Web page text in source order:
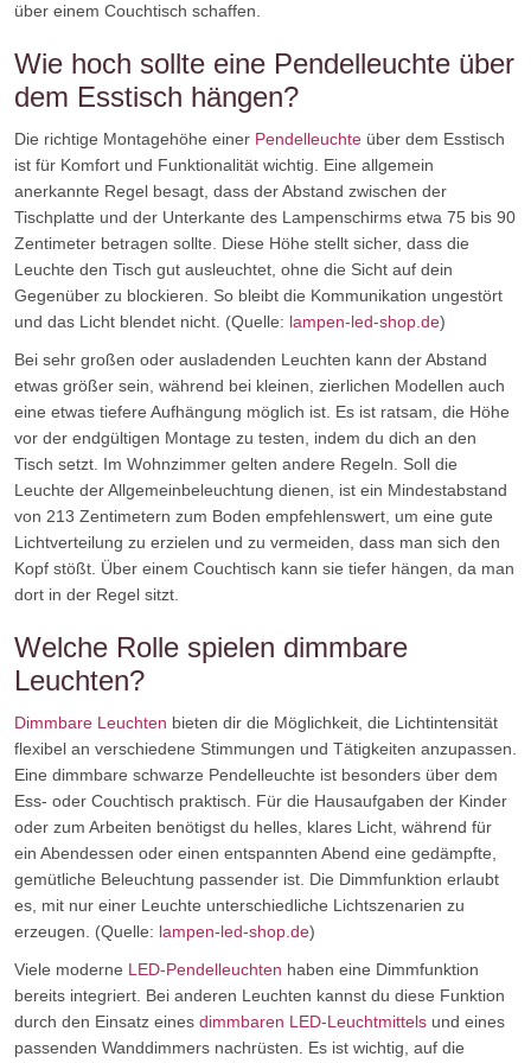
über einem Couchtisch schaffen.
Wie hoch sollte eine Pendelleuchte über
dem Esstisch hängen?
Die richtige Montagehöhe einer Pendelleuchte über dem Esstisch
ist für Komfort und Funktionalität wichtig. Eine allgemein
anerkannte Regel besagt, dass der Abstand zwischen der
Tischplatte und der Unterkante des Lampenschirms etwa 75 bis 90
Zentimeter betragen sollte. Diese Höhe stellt sicher, dass die
Leuchte den Tisch gut ausleuchtet, ohne die Sicht auf dein
Gegenüber zu blockieren. So bleibt die Kommunikation ungestört
und das Licht blendet nicht. (Quelle: lampen-led-shop.de)
Bei sehr großen oder ausladenden Leuchten kann der Abstand
etwas größer sein, während bei kleinen, zierlichen Modellen auch
eine etwas tiefere Aufhängung möglich ist. Es ist ratsam, die Höhe
vor der endgültigen Montage zu testen, indem du dich an den
Tisch setzt. Im Wohnzimmer gelten andere Regeln. Soll die
Leuchte der Allgemeinbeleuchtung dienen, ist ein Mindestabstand
von 213 Zentimetern zum Boden empfehlenswert, um eine gute
Lichtverteilung zu erzielen und zu vermeiden, dass man sich den
Kopf stößt. Über einem Couchtisch kann sie tiefer hängen, da man
dort in der Regel sitzt.
Welche Rolle spielen dimmbare
Leuchten?
Dimmbare Leuchten bieten dir die Möglichkeit, die Lichtintensität
flexibel an verschiedene Stimmungen und Tätigkeiten anzupassen.
Eine dimmbare schwarze Pendelleuchte ist besonders über dem
Ess- oder Couchtisch praktisch. Für die Hausaufgaben der Kinder
oder zum Arbeiten benötigst du helles, klares Licht, während für
ein Abendessen oder einen entspannten Abend eine gedämpfte,
gemütliche Beleuchtung passender ist. Die Dimmfunktion erlaubt
es, mit nur einer Leuchte unterschiedliche Lichtszenarien zu
erzeugen. (Quelle: lampen-led-shop.de)
Viele moderne LED-Pendelleuchten haben eine Dimmfunktion
bereits integriert. Bei anderen Leuchten kannst du diese Funktion
durch den Einsatz eines dimmbaren LED-Leuchtmittels und eines
passenden Wanddimmers nachrüsten. Es ist wichtig, auf die